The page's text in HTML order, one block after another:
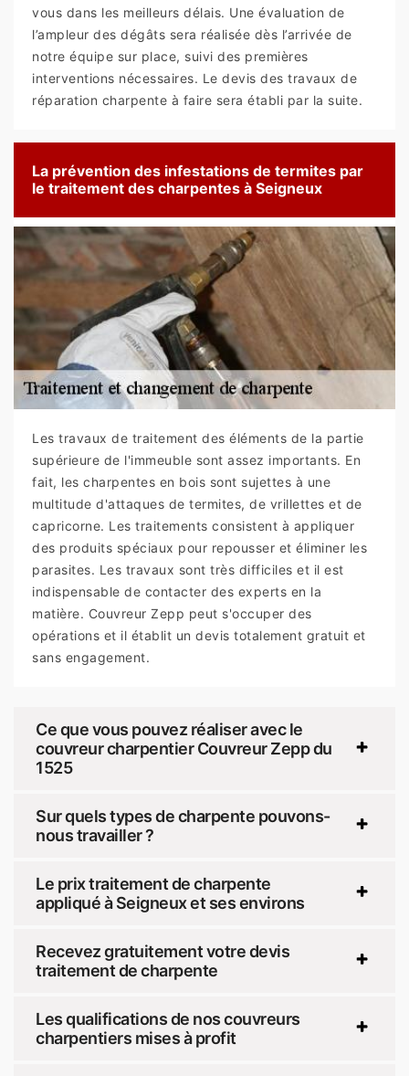
vous dans les meilleurs délais. Une évaluation de
l’ampleur des dégâts sera réalisée dès l’arrivée de
notre équipe sur place, suivi des premières
interventions nécessaires. Le devis des travaux de
réparation charpente à faire sera établi par la suite.
La prévention des infestations de termites par
le traitement des charpentes à Seigneux
Les travaux de traitement des éléments de la partie
supérieure de l'immeuble sont assez importants. En
fait, les charpentes en bois sont sujettes à une
multitude d'attaques de termites, de vrillettes et de
capricorne. Les traitements consistent à appliquer
des produits spéciaux pour repousser et éliminer les
parasites. Les travaux sont très difficiles et il est
indispensable de contacter des experts en la
matière. Couvreur Zepp peut s'occuper des
opérations et il établit un devis totalement gratuit et
sans engagement.
Ce que vous pouvez réaliser avec le
couvreur charpentier Couvreur Zepp du
1525
Sur quels types de charpente pouvons-
nous travailler ?
Le prix traitement de charpente
appliqué à Seigneux et ses environs
Recevez gratuitement votre devis
traitement de charpente
Les qualifications de nos couvreurs
charpentiers mises à profit